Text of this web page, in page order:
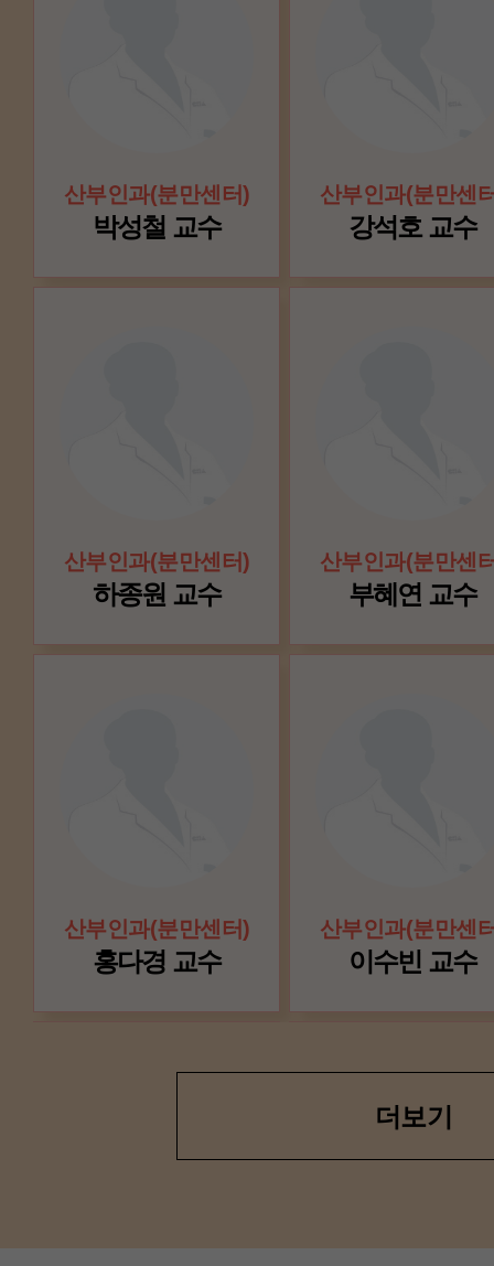
산부인과(분만센터)
박성철 교수
산부인과(분만센
강석호 교수
산부인과(분만센터)
하종원 교수
산부인과(분만센
부혜연 교수
산부인과(분만센터)
홍다경 교수
산부인과(분만센
이수빈 교수
더보기